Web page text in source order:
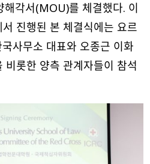
해각서(MOU)를 체결했다. 이
진행된 본 체결식에는 요르
사무소 대표와 오종근 이화
비롯한 양측 관계자들이 참석